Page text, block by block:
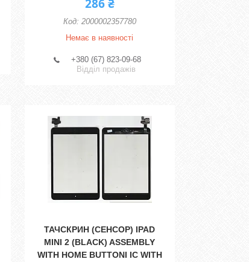
286 ₴
2000002357780
Немає в наявності
+380 (67) 823-09-68
Відділ продажів
ТАЧСКРИН (СЕНСОР) IPAD
MINI 2 (BLACK) ASSEMBLY
WITH HOME BUTTONI IC WITH